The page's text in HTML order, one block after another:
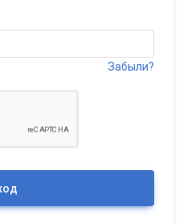
Забыли?